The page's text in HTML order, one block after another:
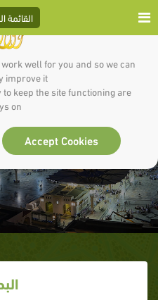
well for you and so we can
improve it.
keep the site functioning are
on
Accept Cookies
القائمة
الهجرة